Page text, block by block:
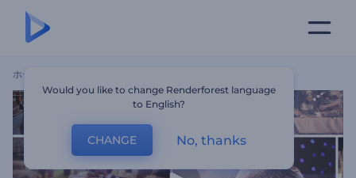
ホーム
Would you like to change Renderforest language
to English?
CHANGE No, thanks